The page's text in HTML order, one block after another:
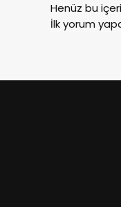
Henüz bu
İlk yorum